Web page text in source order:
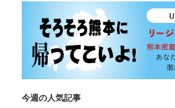
今週の人気記事